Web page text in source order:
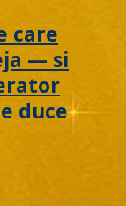
care
— si
duce